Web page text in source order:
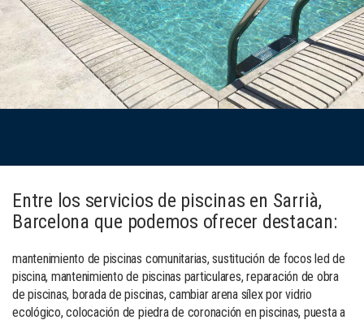
Entre los servicios de piscinas en Sarrià,
Barcelona que podemos ofrecer destacan:
mantenimiento de piscinas comunitarias, sustitución de focos led de
piscina, mantenimiento de piscinas particulares, reparación de obra
de piscinas, borada de piscinas, cambiar arena sílex por vidrio
ecológico, colocación de piedra de coronación en piscinas, puesta a